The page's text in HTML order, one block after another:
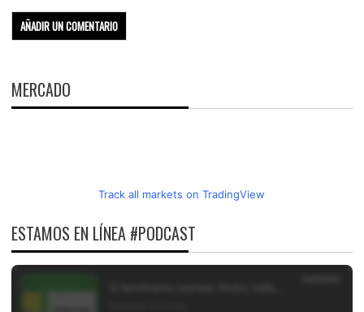
MERCADO
Track all markets on TradingView
ESTAMOS EN LÍNEA #PODCAST